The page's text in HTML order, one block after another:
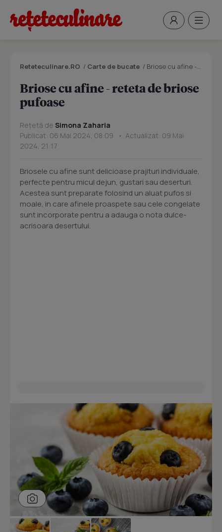
Reteteculinare.RO / Carte de bucate / Briose cu afine - reteta de briose pufoase
Briose cu afine - reteta de briose
pufoase
Rețetă de Simona Zaharia
Publicat: 06 Mai 2024, 08:09 • Actualizat: 09 Mai
2024, 21:17
Briosele cu afine sunt delicioase prajituri individuale,
perfecte pentru micul dejun, gustari sau deserturi.
Acestea sunt preparate folosind un aluat pufos si
moale, in care afinele proaspete sau cele congelate
sunt incorporate pentru a adauga o nota dulce-
acrisoara desertului.